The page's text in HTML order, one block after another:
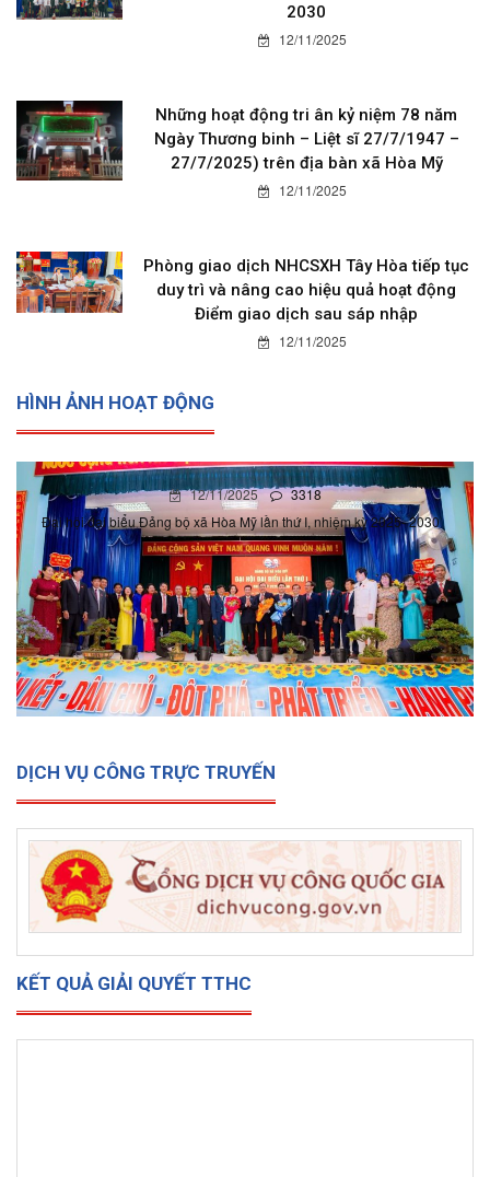
2030
12/11/2025
Những hoạt động tri ân kỷ niệm 78 năm
Ngày Thương binh – Liệt sĩ 27/7/1947 –
27/7/2025) trên địa bàn xã Hòa Mỹ
12/11/2025
Phòng giao dịch NHCSXH Tây Hòa tiếp tục
duy trì và nâng cao hiệu quả hoạt động
Điểm giao dịch sau sáp nhập
12/11/2025
HÌNH ẢNH HOẠT ĐỘNG
12/11/2025
3318
Đại hội đại biểu Đảng bộ xã Hòa Mỹ lần thứ I, nhiệm kỳ 2025- 2030
DỊCH VỤ CÔNG TRỰC TRUYẾN
KẾT QUẢ GIẢI QUYẾT TTHC